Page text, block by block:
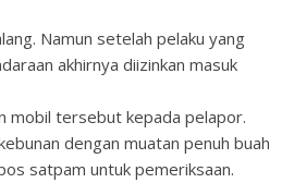
Namun setelah pelaku yang
akhirnya diizinkan masuk
mobil tersebut kepada pelapor.
dengan muatan penuh buah
satpam untuk pemeriksaan.